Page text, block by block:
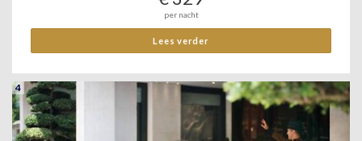
per nacht
Lees verder
4